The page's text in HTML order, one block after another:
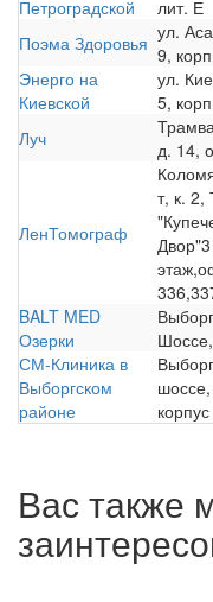
Петроградской
лит. Е
Поэма Здоровья ул.
9,
Энерго на
Киевской
ул.
5,
Луч
д. 14,
ЛенТомограф
т, к. 2,
Двор"3
BALT MED
Озерки
СМ-Клиника в
Выборгском
районе
корпус
Вас также